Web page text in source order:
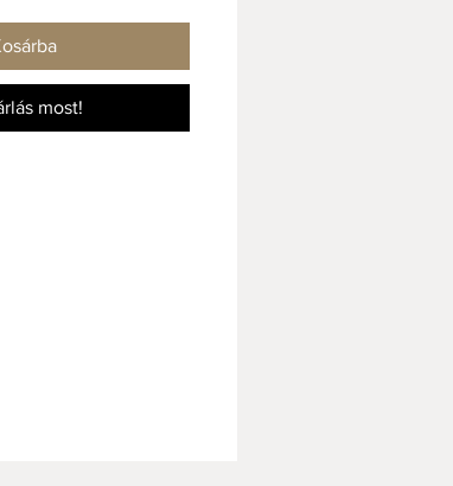
Legyen szó a
salátahegyről, a déli
vagy egy
ról.
ml
most!